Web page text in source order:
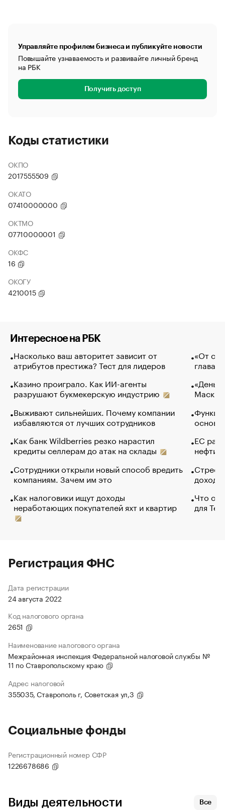
Управляйте профилем бизнеса и публикуйте новости
Повышайте узнаваемость и развивайте личный бренд
на РБК
Получить доступ
Коды статистики
ОКПО
2017555509
ОКАТО
07410000000
ОКТМО
07710000001
ОКФС
16
ОКОГУ
4210015
Интересное на РБК
Насколько ваш авторитет зависит от
атрибутов престижа? Тест для лидеров
Казино проиграло. Как ИИ-агенты
разрушают букмекерскую индустрию
Выживают сильнейших. Почему компании
избавляются от лучших сотрудников
Как банк Wildberries резко нарастил
кредиты селлерам до атак на склады
Сотрудники открыли новый способ вредить
компаниям. Зачем им это
Как налоговики ищут доходы
неработающих покупателей яхт и квартир
«От
глава
Маск в
основ
ЕС
нефти
Что
для
Регистрация ФНС
Дата регистрации
24 августа 2022
Код налогового органа
2651
Наименование налогового органа
Межрайонная инспекция Федеральной налоговой службы №
11 по Ставропольскому краю
Адрес налоговой
355035, Ставрополь г, Советская ул,3
Социальные фонды
Регистрационный номер СФР
1226678686
Виды деятельности Все